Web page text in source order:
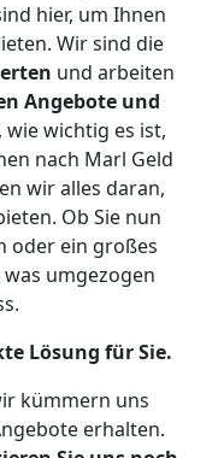
hier, um Ihnen
Wir sind die
und arbeiten
Angebote und
wie wichtig es ist,
nach Marl Geld
wir alles daran,
Ob Sie nun
oder ein großes
umgezogen
Lösung für Sie.
kümmern uns
erhalten.